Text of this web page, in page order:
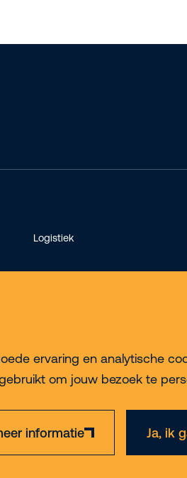
ervaring en analytische
om jouw bezoek te
informatie Ja, ik
Logistiek
& Cookie PolicyDisclaimer